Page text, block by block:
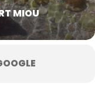
MIOU